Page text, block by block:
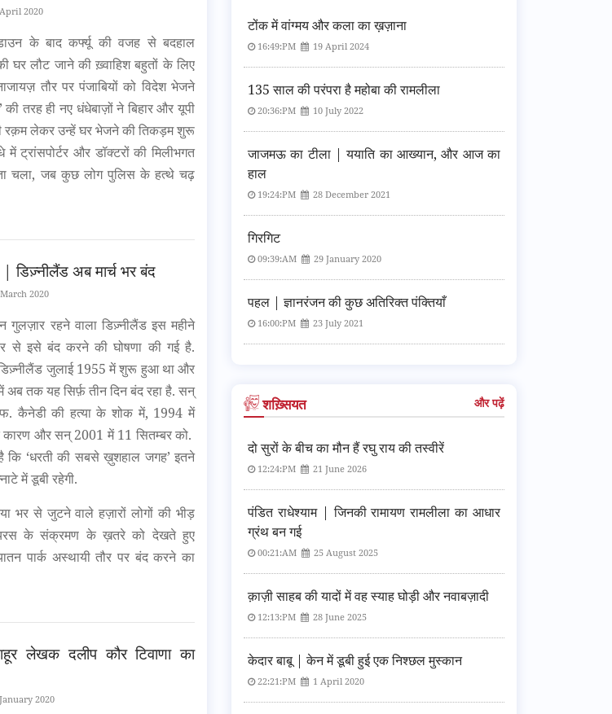
2020
के बाद कर्फ्यू की वजह से बदहाल
घर लौट जाने की ख़्वाहिश बहुतों के लिए
तौर पर पंजाबियों को विदेश भेजने
की तरह ही नए धंधेबाज़ों ने बिहार और यूपी
रक़म लेकर उन्हें घर भेजने की तिकड़म शुरू
ट्रांसपोर्टर और डॉक्टरों की मिलीभगत
चला, जब कुछ लोग पुलिस के हत्थे चढ़
| डिज़्नीलैंड अब मार्च भर बंद
2020
रहने वाला डिज़्नीलैंड इस महीने
से इसे बंद करने की घोषणा की गई है.
डिज़्नीलैंड जुलाई 1955 में शुरू हुआ था और
अब तक यह सिर्फ़ तीन दिन बंद रहा है. सन्
कैनेडी की हत्या के शोक में, 1994 में
कारण और सन् 2001 में 11 सितम्बर को.
कि ‘धरती की सबसे ख़ुशहाल जगह’ इतने
में डूबी रहेगी.
भर से जुटने वाले हज़ारों लोगों की भीड़
के संक्रमण के ख़तरे को देखते हुए
पार्क अस्थायी तौर पर बंद करने का
लेखक दलीप कौर टिवाणा का
2020
टोंक में वांग्मय और कला का ख़ज़ाना
16:49:PM 19 April 2024
135 साल की परंपरा है महोबा की रामलीला
20:36:PM 10 July 2022
जाजमऊ का टीला | ययाति का आख्यान, और आज का
हाल
19:24:PM 28 December 2021
गिरगिट
09:39:AM 29 January 2020
पहल | ज्ञानरंजन की कुछ अतिरिक्त पंक्तियाँ
16:00:PM 23 July 2021
शख़्सियत और पढ़ें
दो सुरों के बीच का मौन हैं रघु राय की तस्वीरें
12:24:PM 21 June 2026
पंडित राधेश्याम | जिनकी रामायण रामलीला का आधार
ग्रंथ बन गई
00:21:AM 25 August 2025
क़ाज़ी साहब की यादों में वह स्याह घोड़ी और नवाबज़ादी
12:13:PM 28 June 2025
केदार बाबू | केन में डूबी हुई एक निश्छल मुस्कान
22:21:PM 1 April 2020